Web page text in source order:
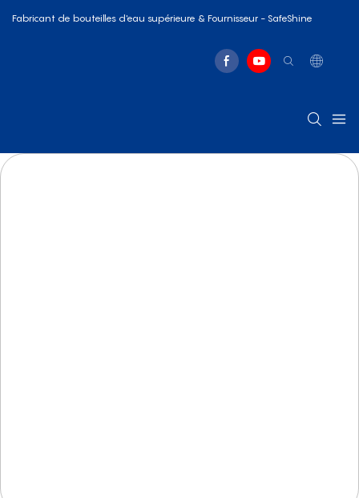
Fabricant de bouteilles d'eau supérieure & Fournisseur - SafeShine